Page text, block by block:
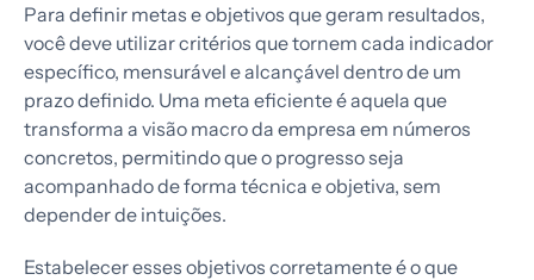
Para definir metas e objetivos que geram resultados,
você deve utilizar critérios que tornem cada indicador
específico, mensurável e alcançável dentro de um
prazo definido. Uma meta eficiente é aquela que
transforma a visão macro da empresa em números
concretos, permitindo que o progresso seja
acompanhado de forma técnica e objetiva, sem
depender de intuições.
Estabelecer esses objetivos corretamente é o que